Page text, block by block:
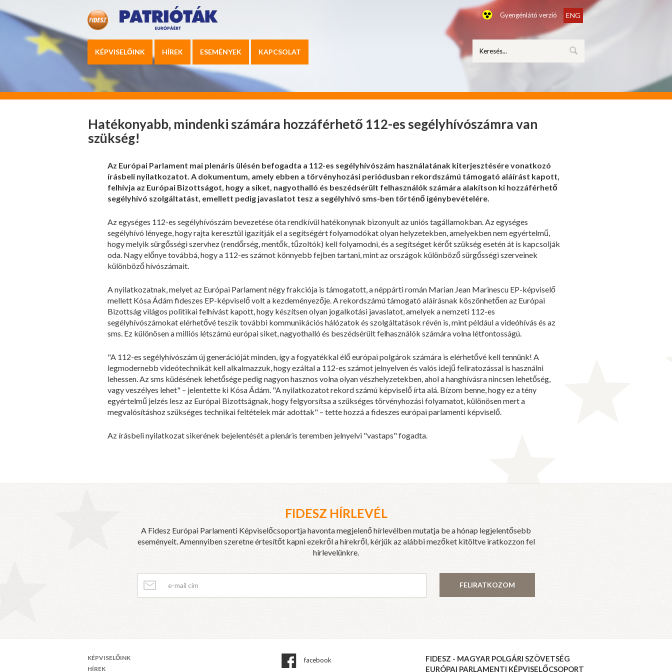
Gyengénlátó verzió ENG
KÉPVISELŐINK HÍREK ESEMÉNYEK KAPCSOLAT
Hatékonyabb, mindenki számára hozzáférhető 112-es segélyhívószámra van
szükség!
Az Európai Parlament mai plenáris ülésén befogadta a 112-es segélyhívószám használatának kiterjesztésére vonatkozó
írásbeli nyilatkozatot. A dokumentum, amely ebben a törvényhozási periódusban rekordszámú támogató aláírást kapott,
felhívja az Európai Bizottságot, hogy a siket, nagyothalló és beszédsérült felhasználók számára alakítson ki hozzáférhető
segélyhívó szolgáltatást, emellett pedig javaslatot tesz a segélyhívó sms-ben történő igénybevételére.
Az egységes 112-es segélyhívószám bevezetése óta rendkívül hatékonynak bizonyult az uniós tagállamokban. Az egységes
segélyhívó lényege, hogy rajta keresztül igazítják el a segítségért folyamodókat olyan helyzetekben, amelyekben nem egyértelmű,
hogy melyik sürgősségi szervhez (rendőrség, mentők, tűzoltók) kell folyamodni, és a segítséget kérőt szükség esetén át is kapcsolják
oda. Nagy előnye továbbá, hogy a 112-es számot könnyebb fejben tartani, mint az országok különböző sürgősségi szerveinek
különböző hívószámait.
A nyilatkozatnak, melyet az Európai Parlament négy frakciója is támogatott, a néppárti román Marian Jean Marinescu EP-képviselő
mellett Kósa Ádám fideszes EP-képviselő volt a kezdeményezője. A rekordszámú támogató aláírásnak köszönhetően az Európai
Bizottság világos politikai felhívást kapott, hogy készítsen olyan jogalkotási javaslatot, amelyek a nemzeti 112-es
segélyhívószámokat elérhetővé teszik további kommunikációs hálózatok és szolgáltatások révén is, mint például a videóhívás és az
sms. Ez különösen a milliós létszámú európai siket, nagyothalló és beszédsérült felhasználók számára volna létfontosságú.
"A 112-es segélyhívószám új generációját minden, így a fogyatékkal élő európai polgárok számára is elérhetővé kell tennünk! A
legmodernebb videótechnikát kell alkalmazzuk, hogy ezáltal a 112-es számot jelnyelven és valós idejű feliratozással is használni
lehessen. Az sms küdésének lehetősége pedig nagyon hasznos volna olyan vészhelyzetekben, ahol a hanghívásra nincsen lehetőség,
vagy veszélyes lehet" – jelentette ki Kósa Ádám. "A nyilatkozatot rekord számú képviselő írta alá. Bízom benne, hogy ez a tény
egyértelmű jelzés lesz az Európai Bizottságnak, hogy felgyorsítsa a szükséges törvényhozási folyamatot, különösen mert a
megvalósításhoz szükséges technikai feltételek már adottak" – tette hozzá a fideszes európai parlamenti képviselő.
Az írásbeli nyilatkozat sikerének bejelentését a plenáris teremben jelnyelvi "vastaps" fogadta.
FIDESZ HÍRLEVÉL
A Fidesz Európai Parlamenti Képviselőcsoportja havonta megjelenő hírlevélben mutatja be a hónap legjelentősebb
eseményeit. Amennyiben szeretne értesítőt kapni ezekről a hírekről, kérjük az alábbi mezőket kitöltve iratkozzon fel
hírlevelünkre.
FELIRATKOZOM
KÉPVISELŐINK
HÍREK
facebook
FIDESZ - MAGYAR POLGÁRI SZÖVETSÉG
EURÓPAI PARLAMENTI KÉPVISELŐCSOPORT